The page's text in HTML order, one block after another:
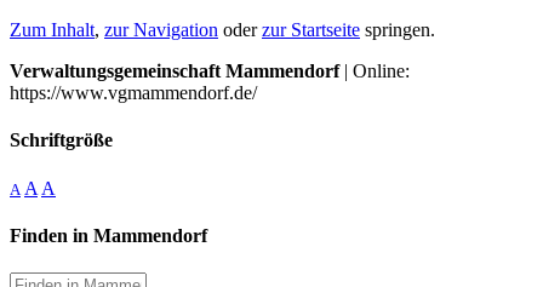
Zum Inhalt, zur Navigation oderzur Startseite springen.
Verwaltungsgemeinschaft Mammendorf| Online:
https://www.vgmammendorf.de/
Schriftgröße
A A A
Finden in Mammendorf